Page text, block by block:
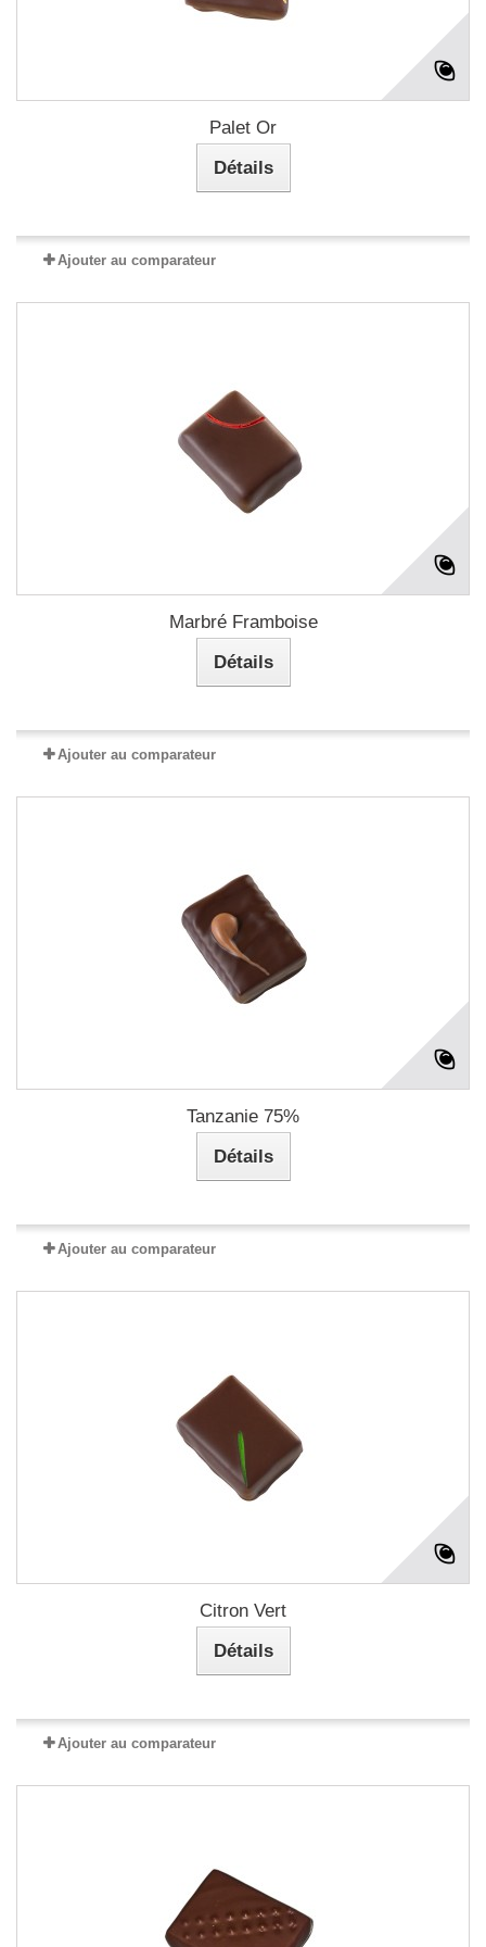
Palet Or
Détails
Ajouter au comparateur
Marbré Framboise
Détails
Ajouter au comparateur
Tanzanie 75%
Détails
Ajouter au comparateur
Citron Vert
Détails
Ajouter au comparateur